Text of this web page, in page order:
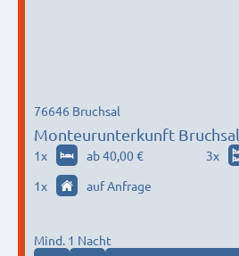
Monteurunterkunft Bruchsal
76646 Bruchsal
1x ab 40,00 € 3x
1x auf Anfrage
Mind. 1 Nacht